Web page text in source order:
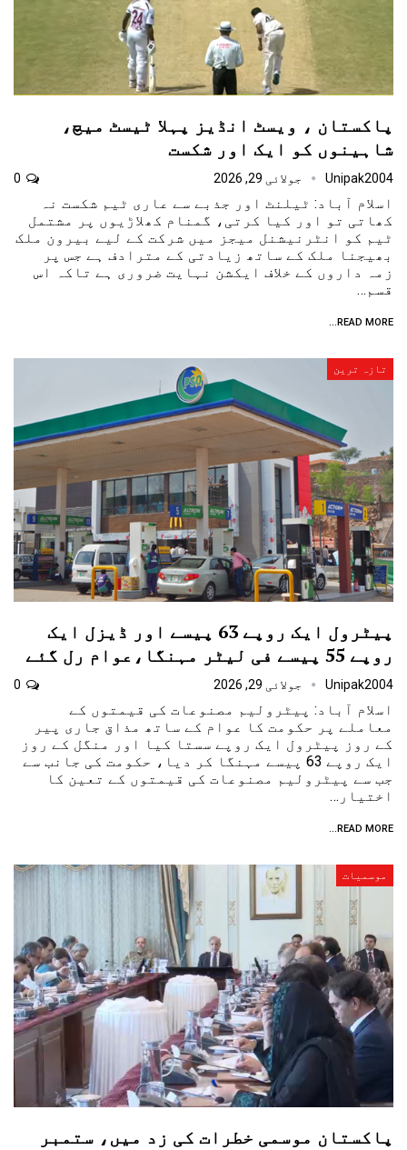
پاکستان ، ویسٹ انڈیز پہلا ٹیسٹ میچ،
شاہینوں کو ایک اور شکست
Unipak2004 جولائی 29, 2026
اسلام آباد: ٹیلنٹ اور جذبے سے عاری ٹیم شکست نہ
کھاتی تو اور کیا کرتی، گمنام کھلاڑیوں پر مشتمل
ٹیم کو انٹرنیشنل میجز میں شرکت کے لیے بیرون ملک
بھیجنا ملک کے ساتھ زیادتی کے مترادف ہے جس پر
زمہ داروں کے خلاف ایکشن نہایت ضروری ہے تاکہ اس
قسم…
READ MORE...
تازہ ترین
پیٹرول ایک روپے 63 پیسے اور ڈیزل ایک
روپے 55 پیسے فی لیٹر مہنگا،عوام رل گئے
Unipak2004 جولائی 29, 2026
اسلام آباد: پیٹرولیم مصنوعات کی قیمتوں کے
معاملے پر حکومت کا عوام کے ساتھ مذاق جاری پیر
کے روز پیٹرول ایک روپے سستا کیا اور منگل کے روز
ایک روپے 63 پیسے مہنگا کر دیا، حکومت کی جانب سے
جب سے پیٹرولیم مصنوعات کی قیمتوں کے تعین کا
اختیار…
READ MORE...
موسمیات
پاکستان موسمی خطرات کی زد میں، ستمبر